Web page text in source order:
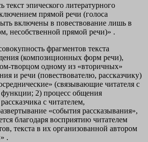
текст эпического литературного
прямой речи (голоса
включены в повествование лишь в
несобственной прямой речи)» .
фрагментов текста
(композиционных форм речи),
творцом одному из «вторичных»
и речи (повествователю, рассказчику)
(связывающие читателя с
2) процесс общения
с читателем,
«события рассказывания»,
благодаря восприятию читателем
текста в их организованной автором
.